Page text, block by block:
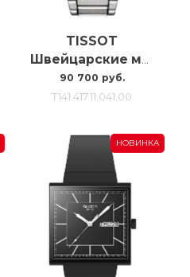
TISSOT
90 700 руб.
T141.417.11.041.00
НОВИНКА